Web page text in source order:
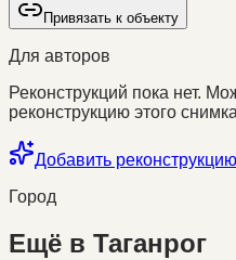
Привязать к объекту
Для авторов
Реконструкций пока нет.
реконструкцию этого
Добавить реконструкцию
Город
Ещё в Таганрог